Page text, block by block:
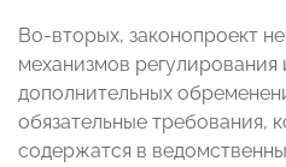
Во-вторых, законопроект
механизмов
дополнительных
обязательные требования,
содержатся в